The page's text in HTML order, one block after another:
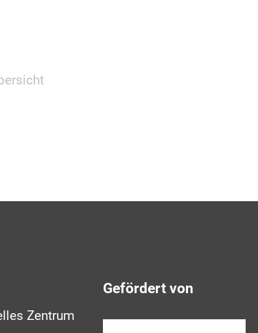
Zentrum
Gefördert von